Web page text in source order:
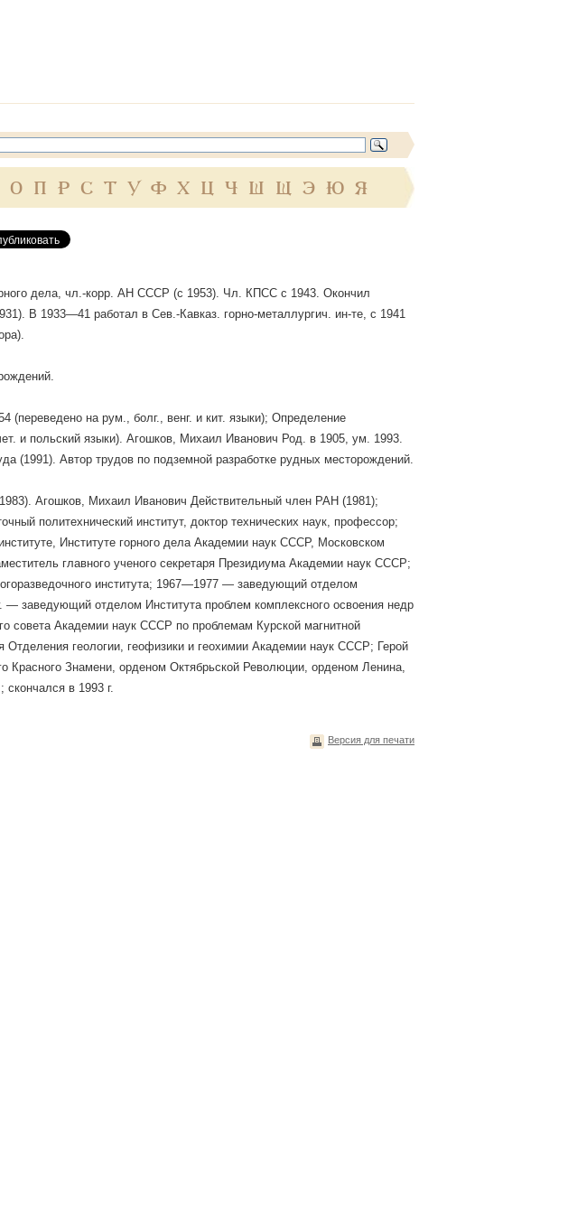
О П Р С Т У Ф Х Ц Ч Ш Щ Э Ю Я
дела, чл.-корр. АН СССР (с 1953). Чл. КПСС с 1943. Окончил
В 1933—41 работал в Сев.-Кавказ. горно-металлургич. ин-те, с 1941
на рум., болг., венг. и кит. языки); Определение
и польский языки). Агошков, Михаил Иванович Род. в 1905, ум. 1993.
Автор трудов по подземной разработке рудных месторождений.
Агошков, Михаил Иванович Действительный член РАН (1981);
политехнический институт, доктор технических наук, профессор;
Институте горного дела Академии наук СССР, Московском
главного ученого секретаря Президиума Академии наук СССР;
института; 1967—1977 — заведующий отделом
заведующий отделом Института проблем комплексного освоения недр
совета Академии наук СССР по проблемам Курской магнитной
Отделения геологии, геофизики и геохимии Академии наук СССР; Герой
Красного Знамени, орденом Октябрьской Революции, орденом Ленина,
в 1993 г.
Версия для печати